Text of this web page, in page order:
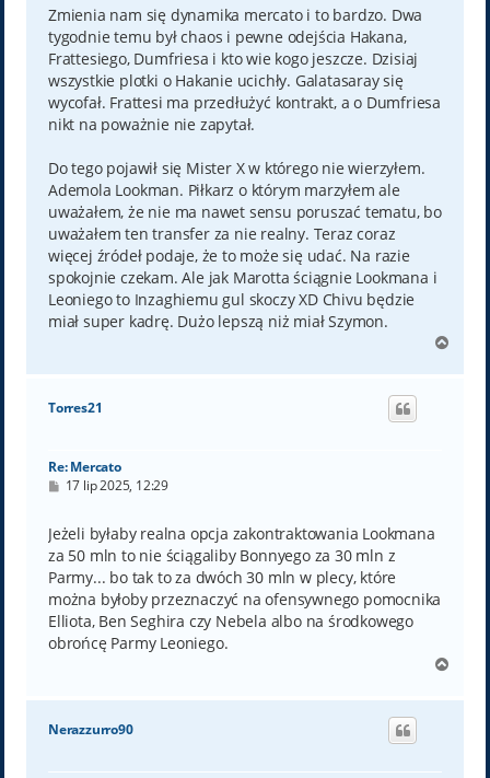
t
Zmienia nam się dynamika mercato i to bardzo. Dwa
tygodnie temu był chaos i pewne odejścia Hakana,
Frattesiego, Dumfriesa i kto wie kogo jeszcze. Dzisiaj
wszystkie plotki o Hakanie ucichły. Galatasaray się
wycofał. Frattesi ma przedłużyć kontrakt, a o Dumfriesa
nikt na poważnie nie zapytał.
Do tego pojawił się Mister X w którego nie wierzyłem.
Ademola Lookman. Piłkarz o którym marzyłem ale
uważałem, że nie ma nawet sensu poruszać tematu, bo
uważałem ten transfer za nie realny. Teraz coraz
więcej źródeł podaje, że to może się udać. Na razie
spokojnie czekam. Ale jak Marotta ściągnie Lookmana i
Leoniego to Inzaghiemu gul skoczy XD Chivu będzie
miał super kadrę. Dużo lepszą niż miał Szymon.
g
Torres21
Re: Mercato
P
t
17 lip 2025, 12:29
Jeżeli byłaby realna opcja zakontraktowania Lookmana
za 50 mln to nie ściągaliby Bonnyego za 30 mln z
Parmy... bo tak to za dwóch 30 mln w plecy, które
można byłoby przeznaczyć na ofensywnego pomocnika
Elliota, Ben Seghira czy Nebela albo na środkowego
obrońcę Parmy Leoniego.
g
Nerazzurro90